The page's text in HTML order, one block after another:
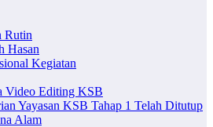
Rutin
Hasan
Kegiatan
Video Editing KSB
Yayasan KSB Tahap 1 Telah Ditutup
Alam